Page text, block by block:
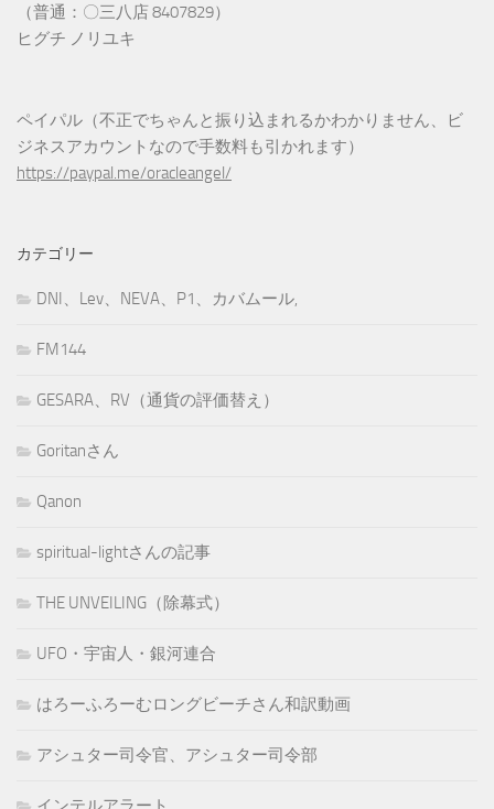
（普通：〇三八店 8407829）
ヒグチ ノリユキ
ペイパル（不正でちゃんと振り込まれるかわかりません、ビ
ジネスアカウントなので手数料も引かれます）
https://paypal.me/oracleangel/
カテゴリー
DNI、Lev、NEVA、P1、カバムール,
FM144
GESARA、RV（通貨の評価替え）
Goritanさん
Qanon
spiritual-lightさんの記事
THE UNVEILING（除幕式）
UFO・宇宙人・銀河連合
はろーふろーむロングビーチさん和訳動画
アシュター司令官、アシュター司令部